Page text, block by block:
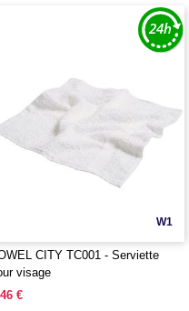
W1
CITY TC001 - Serviette
visage
€